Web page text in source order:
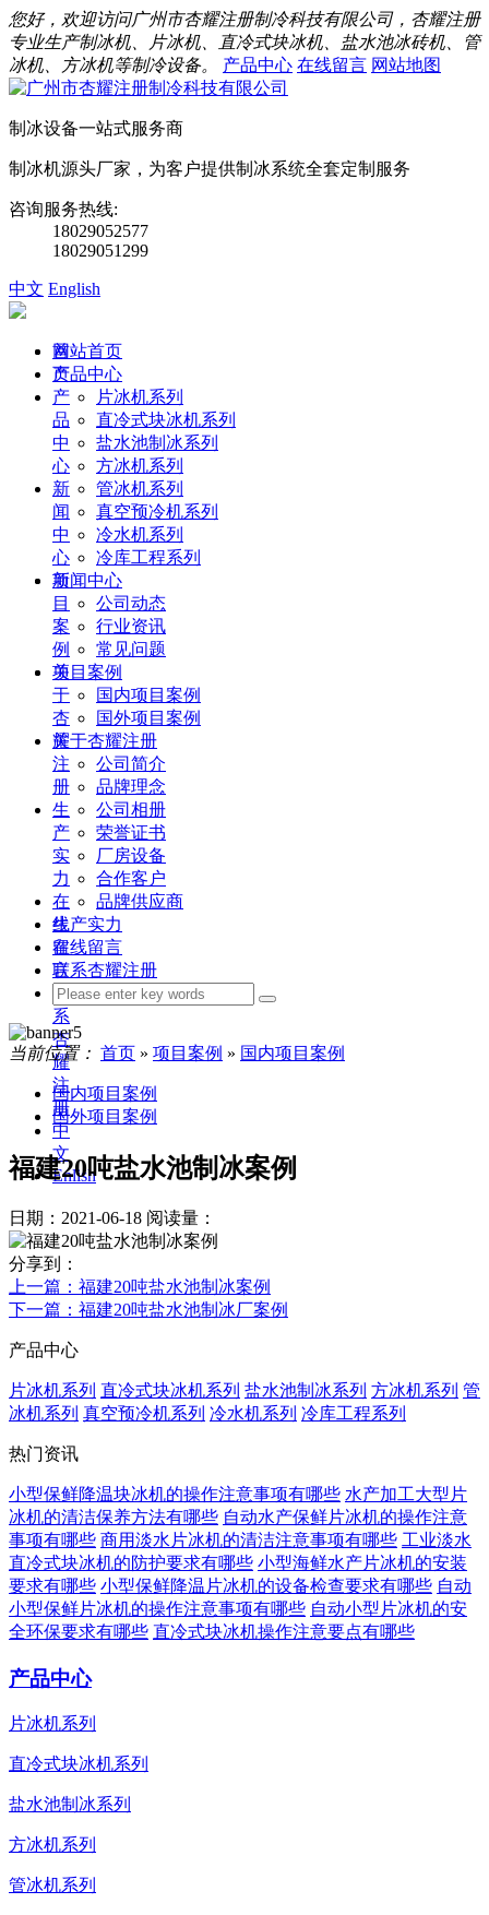
您好，欢迎访问广州市杏耀注册制冷科技有限公司，杏耀注册
专业生产制冰机、片冰机、直冷式块冰机、盐水池冰砖机、管
冰机、方冰机等制冷设备。
产品中心 在线留言 网站地图
制冰设备一站式服务商
制冰机源头厂家，为客户提供制冰系统全套定制服务
咨询服务热线:
18029052577
18029051299
中文 English
首
页
产
品
中
心
新
闻
中
心
项
目
案
例
关
于
杏
耀
注
册
生
产
实
力
在
线
留
言
联
系
杏
耀
注
册
中
文
Enlish
网站首页
产品中心
片冰机系列
直冷式块冰机系列
盐水池制冰系列
方冰机系列
管冰机系列
真空预冷机系列
冷水机系列
冷库工程系列
新闻中心
公司动态
行业资讯
常见问题
项目案例
国内项目案例
国外项目案例
关于杏耀注册
公司简介
品牌理念
公司相册
荣誉证书
厂房设备
合作客户
品牌供应商
生产实力
在线留言
联系杏耀注册
当前位置： 首页 » 项目案例 » 国内项目案例
国内项目案例
国外项目案例
福建20吨盐水池制冰案例
日期：2021-06-18 阅读量：
分享到：
上一篇 ：福建20吨盐水池制冰案例
下一篇 ：福建20吨盐水池制冰厂案例
产品中心
片冰机系列 直冷式块冰机系列 盐水池制冰系列 方冰机系列 管
冰机系列 真空预冷机系列 冷水机系列 冷库工程系列
热门资讯
小型保鲜降温块冰机的操作注意事项有哪些 水产加工大型片
冰机的清洁保养方法有哪些 自动水产保鲜片冰机的操作注意
事项有哪些 商用淡水片冰机的清洁注意事项有哪些 工业淡水
直冷式块冰机的防护要求有哪些 小型海鲜水产片冰机的安装
要求有哪些 小型保鲜降温片冰机的设备检查要求有哪些 自动
小型保鲜片冰机的操作注意事项有哪些 自动小型片冰机的安
全环保要求有哪些 直冷式块冰机操作注意要点有哪些
产品中心
片冰机系列
直冷式块冰机系列
盐水池制冰系列
方冰机系列
管冰机系列